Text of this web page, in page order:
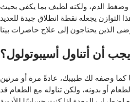
الدم، ولكنه لطيف بما يكفي بحيث
التوازن يجعله نقطة انطلاق جيدة للعديد
أن أتناول أسيبوتولول؟
كما وصفه لك طبيبك، عادةً مرة أو مرتين
أو بدونه، ولكن تناوله مع الطعام قد